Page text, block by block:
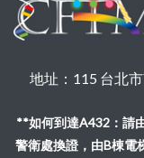
地址：115 台北
**如何到達A432：請
警衛處換證，由B棟電